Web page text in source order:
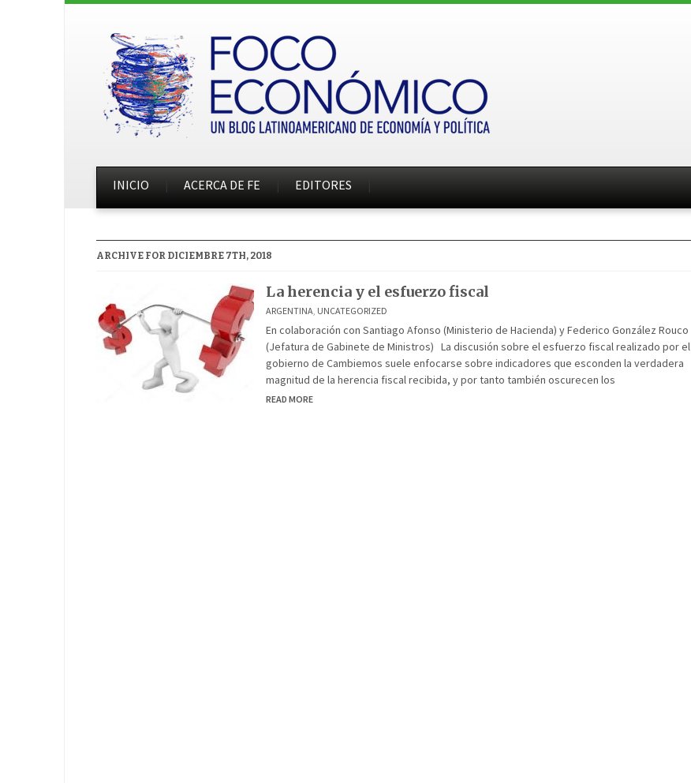
INICIO ACERCA DE FE EDITORES
ARCHIVE FOR DICIEMBRE 7TH, 2018
La herencia y el esfuerzo fiscal
ARGENTINA, UNCATEGORIZED
En colaboración con Santiago Afonso (Ministerio de Hacienda) y Federico González Rouco
(Jefatura de Gabinete de Ministros) La discusión sobre el esfuerzo fiscal realizado por el
gobierno de Cambiemos suele enfocarse sobre indicadores que esconden la verdadera
magnitud de la herencia fiscal recibida, y por tanto también oscurecen los
READ MORE